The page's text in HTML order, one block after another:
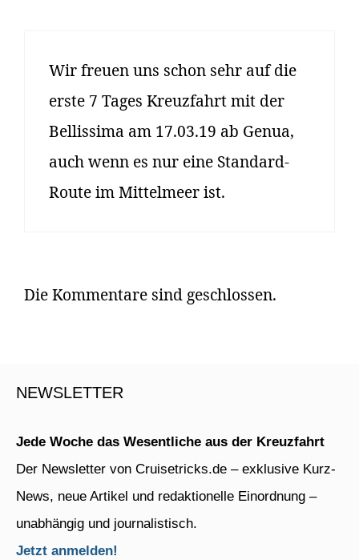
Wir freuen uns schon sehr auf die
erste 7 Tages Kreuzfahrt mit der
Bellissima am 17.03.19 ab Genua,
auch wenn es nur eine Standard-
Route im Mittelmeer ist.
Die Kommentare sind geschlossen.
NEWSLETTER
Jede Woche das Wesentliche aus der Kreuzfahrt
Der Newsletter von Cruisetricks.de – exklusive Kurz-
News, neue Artikel und redaktionelle Einordnung –
unabhängig und journalistisch.
Jetzt anmelden!